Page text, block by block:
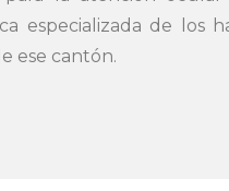
especializada de los
ese cantón.